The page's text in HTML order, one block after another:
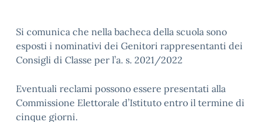
Si comunica che nella bacheca della scuola sono
esposti i nominativi dei Genitori rappresentanti dei
Consigli di Classe per l’a. s. 2021/2022
Eventuali reclami possono essere presentati alla
Commissione Elettorale d’Istituto entro il termine di
cinque giorni.